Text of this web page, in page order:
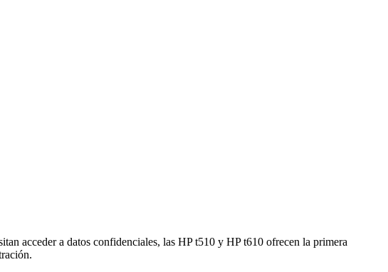
acceder a datos confidenciales, las HP t510 y HP t610 ofrecen la primera